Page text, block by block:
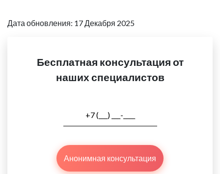
Дата обновления: 17 Декабря 2025
Бесплатная консультация от
наших специалистов
Анонимная консультация